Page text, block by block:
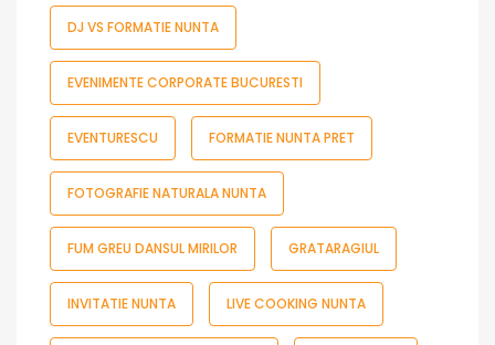
DJ VS FORMATIE NUNTA
EVENIMENTE CORPORATE BUCURESTI
EVENTURESCU FORMATIE NUNTA PRET
FOTOGRAFIE NATURALA NUNTA
FUM GREU DANSUL MIRILOR GRATARAGIUL
INVITATIE NUNTA LIVE COOKING NUNTA